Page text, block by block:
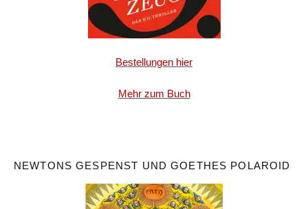
Bestellungen hier
Mehr zum Buch
NEWTONS GESPENST UND GOETHES POLAROID